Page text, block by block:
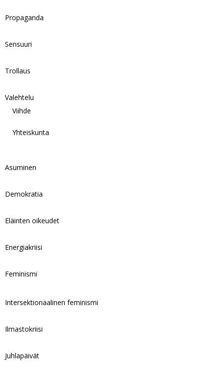
Propaganda
Sensuuri
Trollaus
Valehtelu
Viihde
Yhteiskunta
Asuminen
Demokratia
Eläinten oikeudet
Energiakriisi
Feminismi
Intersektionaalinen feminismi
Ilmastokriisi
Juhlapäivät